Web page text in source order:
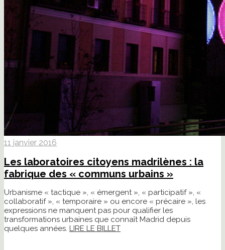
11 janvier 2016
Les laboratoires citoyens madrilènes : la
fabrique des « communs urbains »
Urbanisme « tactique », « émergent », « participatif », «
collaboratif », « temporaire » ou encore « précaire », les
expressions ne manquent pas pour qualifier les
transformations urbaines que connaît Madrid depuis
quelques années. LIRE LE BILLET